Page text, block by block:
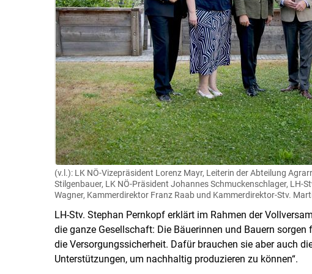
(v.l.): LK NÖ-Vizepräsident Lorenz Mayr, Leiterin der Abteilung
Stilgenbauer, LK NÖ-Präsident Johannes Schmuckenschlager, LH-
Wagner, Kammerdirektor Franz Raab und Kammerdirektor-Stv.
LH-Stv. Stephan Pernkopf erklärt im Rahmen der
die ganze Gesellschaft: Die Bäuerinnen und Bauern
die Versorgungssicherheit. Dafür brauchen sie aber auch
Unterstützungen, um nachhaltig produzieren zu können“.